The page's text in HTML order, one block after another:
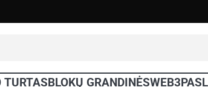
TURTASBLOKŲ GRANDINĖSWEB3